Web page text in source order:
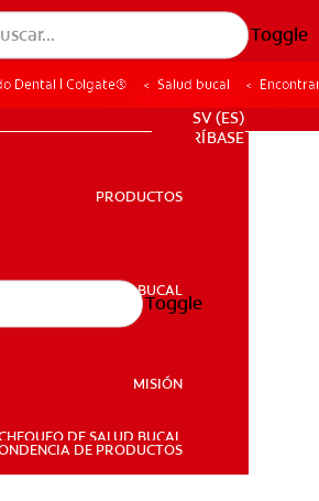
Toggle
SALUD BUCAL
SV (ES)
SUSCRÍBASE
PRODUCTOS
SALUD BUCAL
MISIÓN
DE SALUD BUCAL
DE PRODUCTOS
Toggle
Dental | Colgate® Salud bucal
Un Dentista